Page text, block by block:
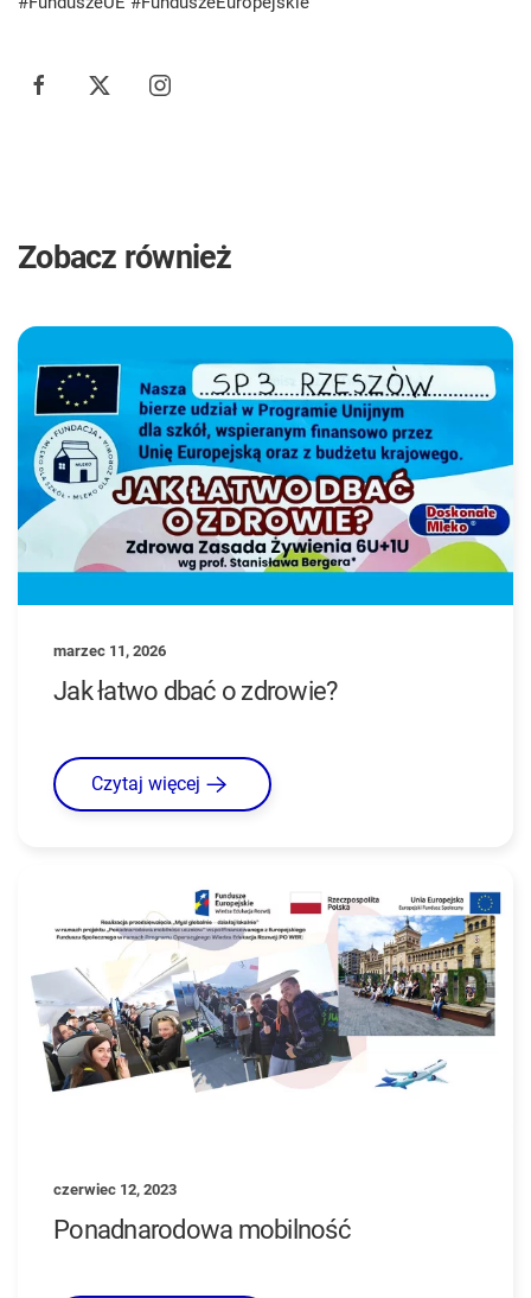
Zobacz również
marzec 11, 2026
Jak łatwo dbać o zdrowie?
Czytaj więcej
czerwiec 12, 2023
Ponadnarodowa mobilność